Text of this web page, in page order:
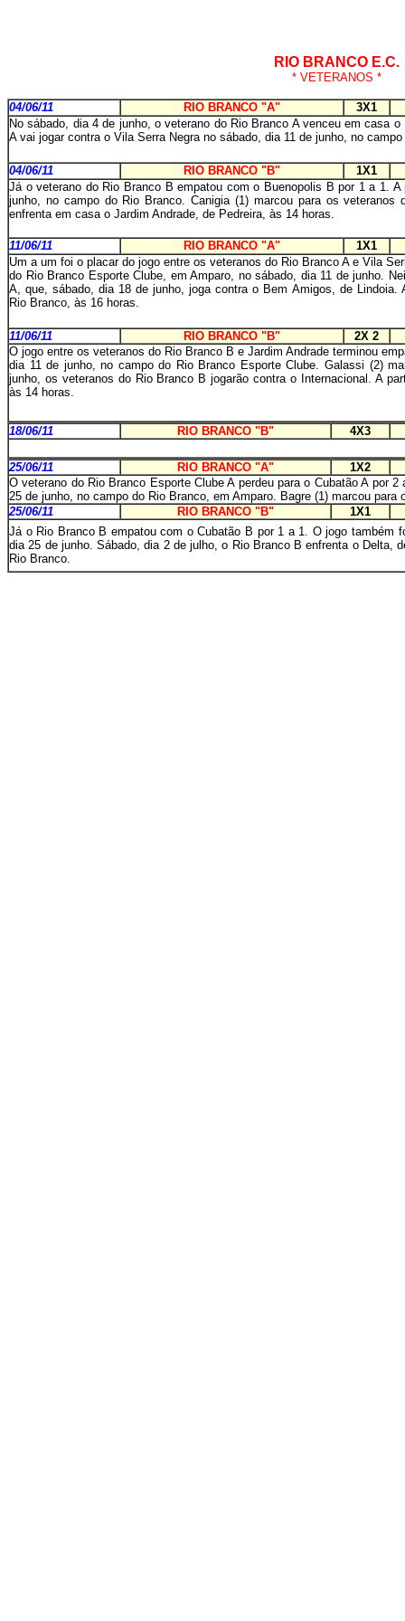
RIO BRANCO E.C.
* VETERANOS *
04/06/11 RIO BRANCO "A"
3X1
No sábado, dia 4 de junho, o veterano do Rio Branco A venceu em casa
A vai jogar contra o Vila Serra Negra no sábado, dia 11 de junho, no
04/06/11 RIO BRANCO "B"
1X1
Já o veterano do Rio Branco B empatou com o Buenopolis B por 1 a 1.
junho, no campo do Rio Branco. Canigia (1) marcou para os
enfrenta em casa o Jardim Andrade, de Pedreira, às 14 horas.
11/06/11 RIO BRANCO "A"
1X1
Um a um foi o placar do jogo entre os veteranos do Rio Branco A e Vila
do Rio Branco Esporte Clube, em Amparo, no sábado, dia 11 de junho.
A, que, sábado, dia 18 de junho, joga contra o Bem Amigos, de Lindoia.
Rio Branco, às 16 horas.
11/06/11 RIO BRANCO "B"
2X 2
O jogo entre os veteranos do Rio Branco B e Jardim Andrade terminou
dia 11 de junho, no campo do Rio Branco Esporte Clube. Galassi (2)
junho, os veteranos do Rio Branco B jogarão contra o Internacional. A
às 14 horas.
18/06/11 RIO BRANCO "B" 4X3
25/06/11 RIO BRANCO "A"
1X2
O veterano do Rio Branco Esporte Clube A perdeu para o Cubatão A por
25 de junho, no campo do Rio Branco, em Amparo. Bagre (1) marcou para
25/06/11
RIO BRANCO "B"
1X1
Já o Rio Branco B empatou com o Cubatão B por 1 a 1. O jogo também
dia 25 de junho. Sábado, dia 2 de julho, o Rio Branco B enfrenta o Delta,
Rio Branco.